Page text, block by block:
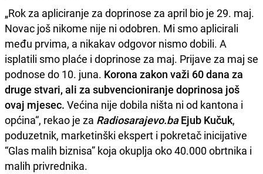
„Rok za apliciranje za doprinose za april bio je 29. maj.
Novac još nikome nije ni odobren. Mi smo aplicirali
među prvima, a nikakav odgovor nismo dobili. A
isplatili smo plaće i doprinose za maj. Prijave za maj se
podnose do 10. juna. Korona zakon važi 60 dana za
druge stvari, ali za subvencioniranje doprinosa još
ovaj mjesec. Većina nije dobila ništa ni od kantona i
općina“, rekao je za Radiosarajevo.ba Ejub Kučuk,
poduzetnik, marketinški ekspert i pokretač inicijative
“Glas malih biznisa” koja okuplja oko 40.000 obrtnika i
malih privrednika.